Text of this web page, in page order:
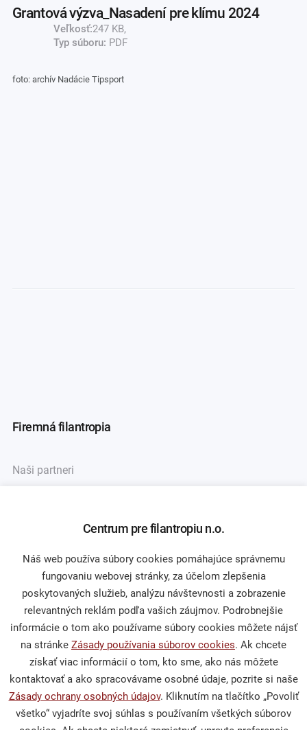
Grantová výzva_Nasadení pre klímu 2024
Veľkosť:247 KB,
Typ súboru: PDF
foto: archív Nadácie Tipsport
Firemná filantropia
Naši partneri
Darcovstvo
Naše projekty
Sprievodca darcovstvom
Občianska spoločnosť
Centrum pre filantropiu n.o.
Náš web používa súbory cookies pomáhajúce správnemu
fungovaniu webovej stránky, za účelom zlepšenia
poskytovaných služieb, analýzu návštevnosti a zobrazenie
relevantných reklám podľa vašich záujmov. Podrobnejšie
informácie o tom ako používame súbory cookies môžete nájsť
na stránke Zásady používania súborov cookies. Ak chcete
získať viac informácií o tom, kto sme, ako nás môžete
kontaktovať a ako spracovávame osobné údaje, pozrite si naše
Zásady ochrany osobných údajov. Kliknutím na tlačítko „Povoliť
všetko“ vyjadríte svoj súhlas s používaním všetkých súborov